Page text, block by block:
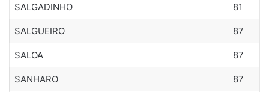
SALGADINHO 81
SALGUEIRO 87
SALOA 87
SANHARO 87